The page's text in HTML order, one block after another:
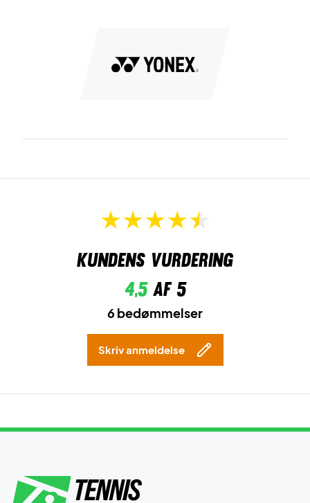
Kundens vurdering
4,5af 5
6 bedømmelser
Skriv anmeldelse